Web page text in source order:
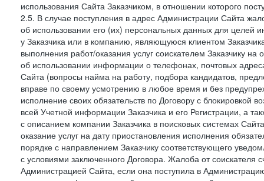
использования Сайта Заказчиком, в отношении которого
2.5. В случае поступления в адрес Администрации Сайта
об использовании его (их) персональных данных для целей
у Заказчика или в компанию, являющуюся клиентом
выполнения работ/оказания услуг соискателем Заказчику
об использовании информации о телефонах, почтовых
Сайта (вопросы найма на работу, подбора кандидатов,
вправе по своему усмотрению в любое время и без
исполнение своих обязательств по Договору с блокировкой
всей Учетной информации Заказчика и его Регистрации, а
с описанием компании Заказчика в поисковых системах
оказание услуг на дату приостановления исполнения
порядке с направлением Заказчику соответствующего
с условиями заключенного Договора. Жалоба от
Администрацией Сайта, если она поступила в